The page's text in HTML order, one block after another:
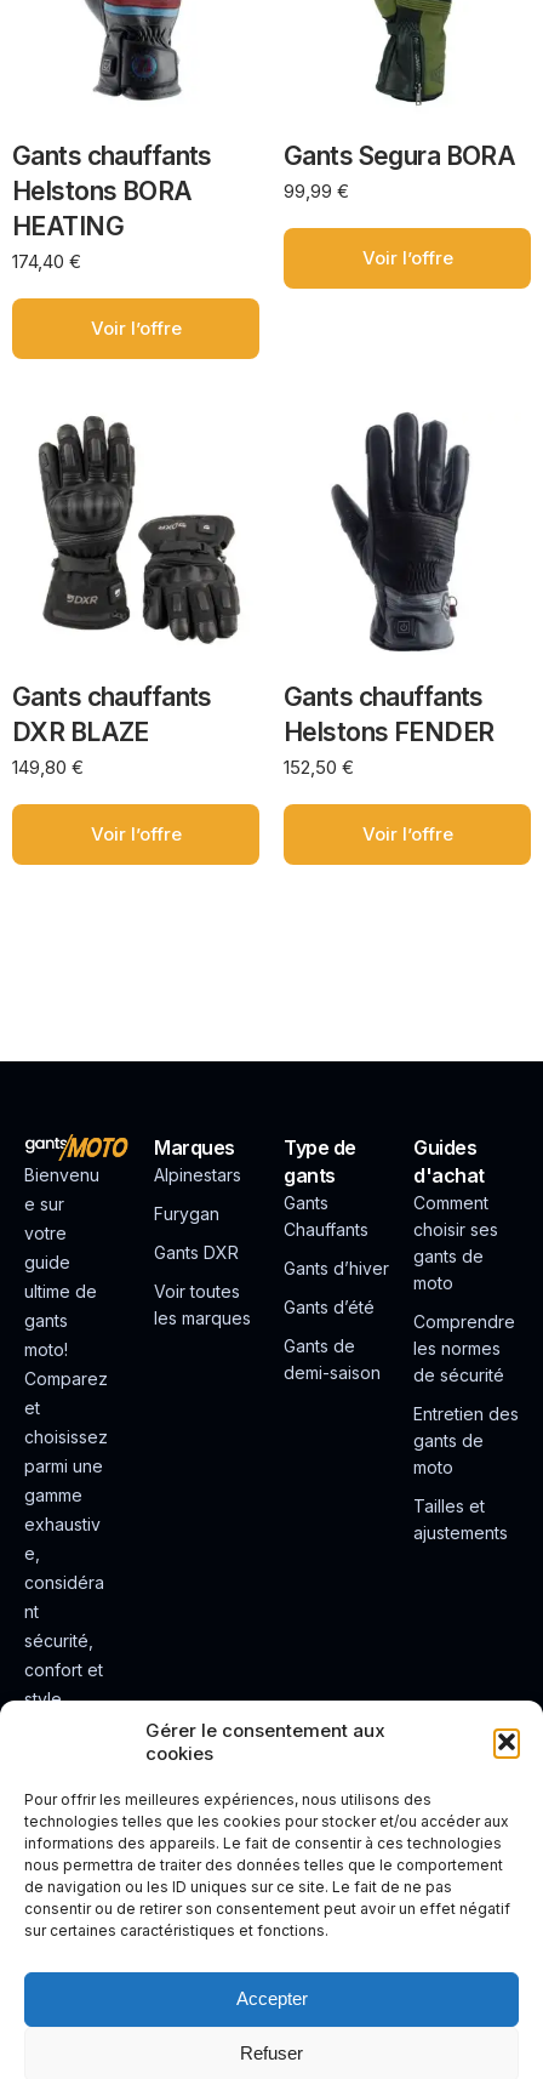
Gérer le consentement aux
cookies
Pour offrir les meilleures expériences, nous utilisons des
technologies telles que les cookies pour stocker et/ou accéder aux
informations des appareils. Le fait de consentir à ces technologies
nous permettra de traiter des données telles que le comportement
de navigation ou les ID uniques sur ce site. Le fait de ne pas
consentir ou de retirer son consentement peut avoir un effet négatif
sur certaines caractéristiques et fonctions.
Accepter
Refuser
Gants chauffants
Helstons BORA
HEATING
174,40 €
Voir l’offre
Gants Segura BORA
99,99 €
Voir l’offre
Gants chauffants
DXR BLAZE
149,80 €
Voir l’offre
Gants chauffants
Helstons FENDER
152,50 €
Voir l’offre
Bienvenu
e sur
votre
guide
ultime de
gants
moto!
Comparez
et
choisissez
parmi une
gamme
exhaustiv
e,
considéra
nt
sécurité,
confort et
style.
e de
conduite
plus sûre
et plus
agréable.
Marques
Alpinestars
Furygan
Gants DXR
Voir toutes
les marques
Type de
gants
Gants
Chauffants
Gants d’hiver
Gants d’été
Gants de
demi-saison
Guides
d'achat
Comment
choisir ses
gants de
moto
Comprendre
les normes
de sécurité
Entretien des
gants de
moto
Tailles et
ajustements